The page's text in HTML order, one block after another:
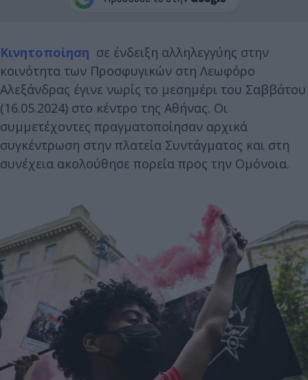
Κινητοποίηση σε ένδειξη αλληλεγγύης στην
κοινότητα των Προσφυγικών στη Λεωφόρο
Αλεξάνδρας έγινε νωρίς το μεσημέρι του Σαββάτου
(16.05.2024) στο κέντρο της Αθήνας. Οι
συμμετέχοντες πραγματοποίησαν αρχικά
συγκέντρωση στην πλατεία Συντάγματος και στη
συνέχεια ακολούθησε πορεία προς την Ομόνοια.